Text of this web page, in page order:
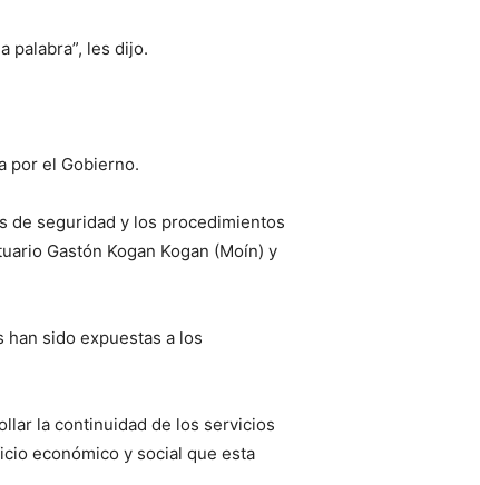
palabra”, les dijo.
por el Gobierno.
de seguridad y los procedimientos
Gastón Kogan Kogan (Moín) y
han sido expuestas a los
la continuidad de los servicios
económico y social que esta